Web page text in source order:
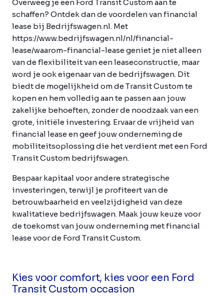
Overweeg je een Ford Transit Custom aan te
schaffen? Ontdek dan de voordelen van financial
lease bij Bedrijfswagen.nl. Met
https://www.bedrijfswagen.nl/nl/financial-
lease/waarom-financial-lease geniet je niet alleen
van de flexibiliteit van een leaseconstructie, maar
word je ook eigenaar van de bedrijfswagen. Dit
biedt de mogelijkheid om de Transit Custom te
kopen en hem volledig aan te passen aan jouw
zakelijke behoeften, zonder de noodzaak van een
grote, initiële investering. Ervaar de vrijheid van
financial lease en geef jouw onderneming de
mobiliteitsoplossing die het verdient met een Ford
Transit Custom bedrijfswagen.
Bespaar kapitaal voor andere strategische
investeringen, terwijl je profiteert van de
betrouwbaarheid en veelzijdigheid van deze
kwalitatieve bedrijfswagen. Maak jouw keuze voor
de toekomst van jouw onderneming met financial
lease voor de Ford Transit Custom.
Kies voor comfort, kies voor een Ford
Transit Custom occasion